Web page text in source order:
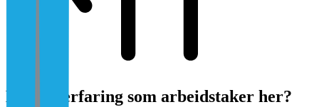
Har du erfaring som arbeidstaker her?